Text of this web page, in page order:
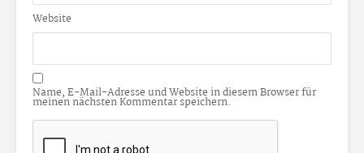
Website
Name, E-Mail-Adresse und Website in diesem Browser für
meinen nächsten Kommentar speichern.